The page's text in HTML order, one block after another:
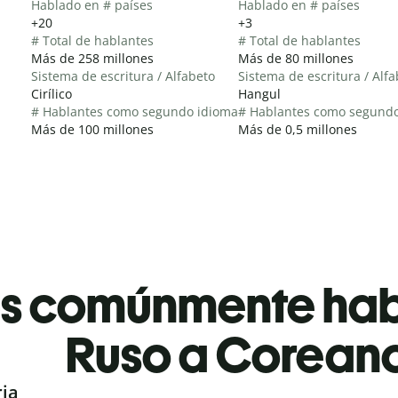
Hablado en # países
+20
# Total de hablantes
Más de 258 millones
Sistema de escritura / Alfabeto
Cirílico
# Hablantes como segundo idioma
Más de 100 millones
Hablado en # países
+3
# Total de hablantes
Más de 80 millones
Sistema de escritura /
Hangul
# Hablantes como
Más de 0,5 millones
comúnmente
Ruso a